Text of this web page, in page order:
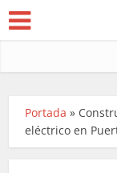
Portada »
eléctrico en